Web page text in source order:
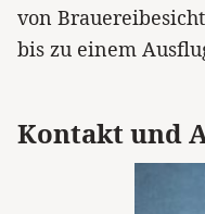
von
bis zu einem
Kontakt und